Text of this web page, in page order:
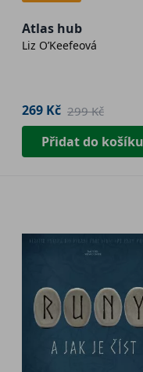
Atlas hub
Liz O’Keefeová
269 Kč 299 Kč
Přidat do košíku